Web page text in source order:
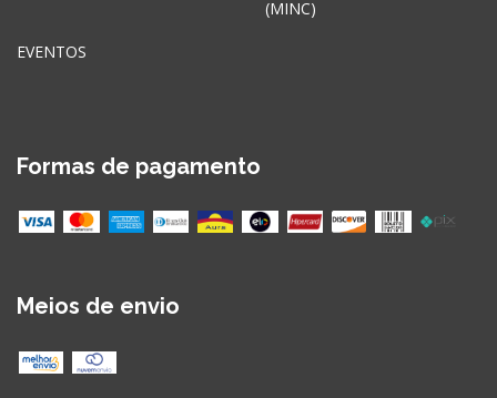
(MINC)
EVENTOS
Formas de pagamento
Meios de envio